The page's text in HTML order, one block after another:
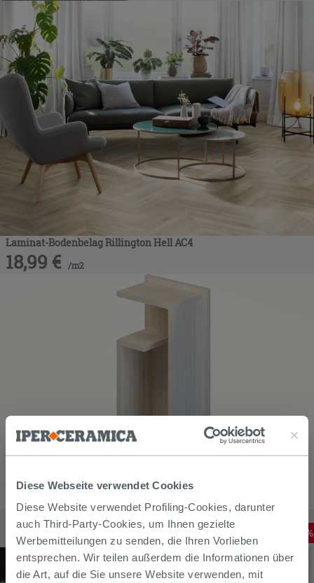
Diese Webseite verwendet Cookies
Diese Website verwendet Profiling-Cookies, darunter
auch Third-Party-Cookies, um Ihnen gezielte
Werbemitteilungen zu senden, die Ihren Vorlieben
entsprechen. Wir teilen außerdem die Informationen über
die Art, auf die Sie unsere Website verwenden, mit
Laminat-Bodenbelag Rillington Hell AC4
18,99 € /m2
Offenes Badhängemöbel Tribeca Eiche Weiß Rock
83,25€ /STK90,00€ ,00%